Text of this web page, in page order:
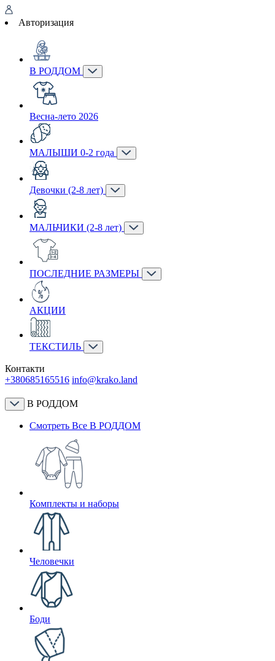
Авторизация
В РОДДОМ
Весна-лето 2026
МАЛЫШИ 0-2 года
Девочки (2-8 лет)
МАЛЬЧИКИ (2-8 лет)
ПОСЛЕДНИЕ РАЗМЕРЫ
АКЦИИ
ТЕКСТИЛЬ
Контакти
+380685165516 info@krako.land
В РОДДОМ
Смотреть Все В РОДДОМ
Комплекты и наборы
Человечки
Боди